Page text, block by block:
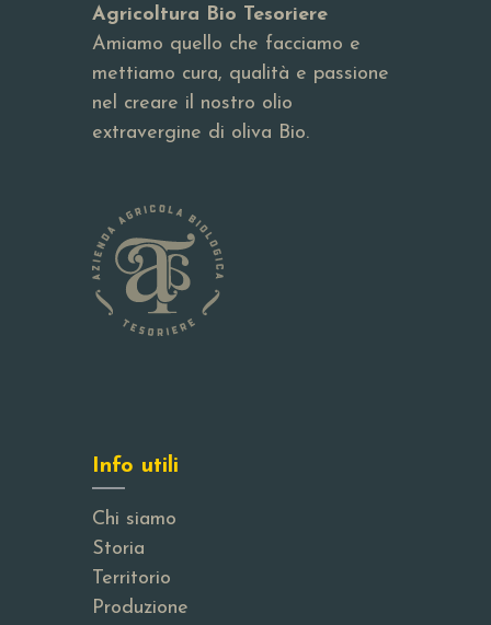
Agricoltura Bio Tesoriere
Amiamo quello che facciamo e
mettiamo cura, qualità e passione
nel creare il nostro olio
extravergine di oliva Bio.
Info utili
Chi siamo
Storia
Territorio
Produzione